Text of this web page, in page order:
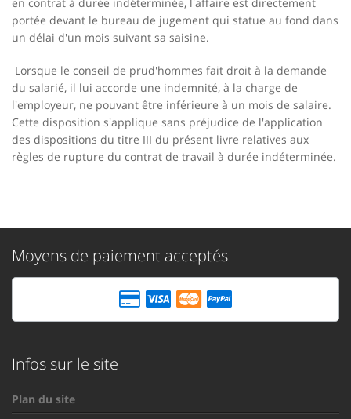
portée devant le bureau de jugement qui statue au fond dans
un délai d'un mois suivant sa saisine.
Lorsque le conseil de prud'hommes fait droit à la demande
du salarié, il lui accorde une indemnité, à la charge de
l'employeur, ne pouvant être inférieure à un mois de salaire.
Cette disposition s'applique sans préjudice de l'application
des dispositions du titre III du présent livre relatives aux
règles de rupture du contrat de travail à durée indéterminée.
Moyens de paiement acceptés
Infos sur le site
Plan du site